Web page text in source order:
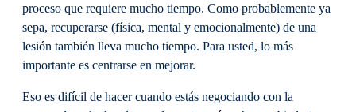
proceso que requiere mucho tiempo. Como probablemente ya
sepa, recuperarse (física, mental y emocionalmente) de una
lesión también lleva mucho tiempo. Para usted, lo más
importante es centrarse en mejorar.
Eso es difícil de hacer cuando estás negociando con la